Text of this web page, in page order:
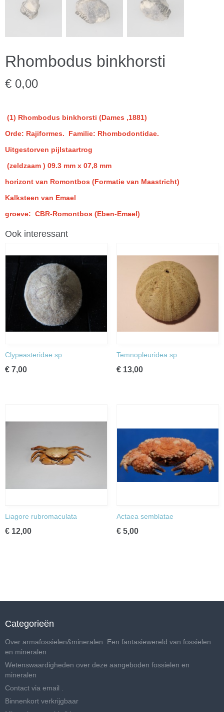
Rhombodus binkhorsti
€ 0,00
(1) Rhombodus binkhorsti (Dames ,1881)
Orde: Rajiformes. Familie: Rhombodontidae.
Uitgestorven pijlstaartrog
(zeldzaam ) 09.3 mm x 07,8 mm
horizont van Romontbos (Formatie van Maastricht)
Kalksteen van Emael
groeve: CBR-Romontbos (Eben-Emael)
Ook interessant
Clypeasteridae sp.
€ 7,00
Temnopleuridea sp.
€ 13,00
Liagore rubromaculata
€ 12,00
Actaea semblatae
€ 5,00
Categorieën
Over armafossielen&mineralen: Een fantasiewereld van fossielen
en mineralen
Wetenswaardigheden over deze aangeboden fossielen en
mineralen
Contact via email .
Binnenkort verkrijgbaar